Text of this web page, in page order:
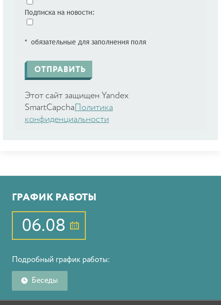
Подписка на новости:
* обязательные для заполнения поля
Этот сайт защищен Yandex
SmartCapcha Политика
конфиденциальности
ГРАФИК РАБОТЫ
06.08
Подробный график работы:
Беседы